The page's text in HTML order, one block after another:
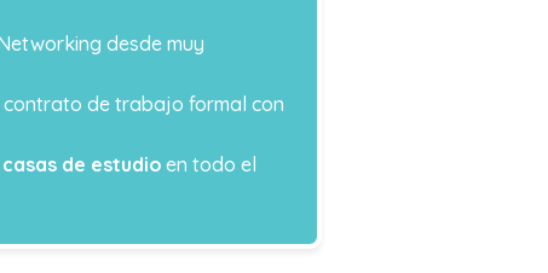
desde muy
contrato de trabajo formal con
de estudio en todo el